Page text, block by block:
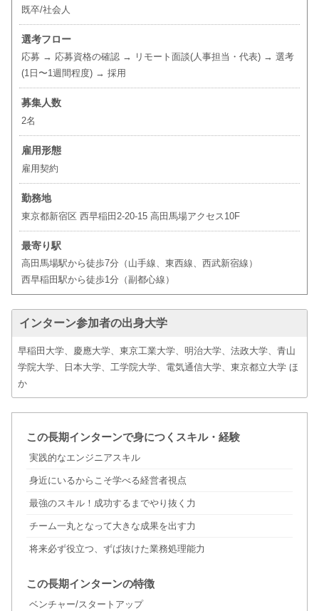
既卒/社会人
選考フロー
応募 → 応募資格の確認 → リモート面談(人事担当・代表) → 選考
(1日〜1週間程度) → 採用
募集人数
2名
雇用形態
雇用契約
勤務地
東京都新宿区 西早稲田2-20-15 高田馬場アクセス10F
最寄り駅
高田馬場駅から徒歩7分（山手線、東西線、西武新宿線）
西早稲田駅から徒歩1分（副都心線）
インターン参加者の出身大学
早稲田大学、慶應大学、東京工業大学、明治大学、法政大学、青山
学院大学、日本大学、工学院大学、電気通信大学、東京都立大学 ほ
か
この長期インターンで身につくスキル・経験
実践的なエンジニアスキル
身近にいるからこそ学べる経営者視点
最強のスキル！成功するまでやり抜く力
チーム一丸となって大きな成果を出す力
将来必ず役立つ、ずば抜けた業務処理能力
この長期インターンの特徴
ベンチャー/スタートアップ